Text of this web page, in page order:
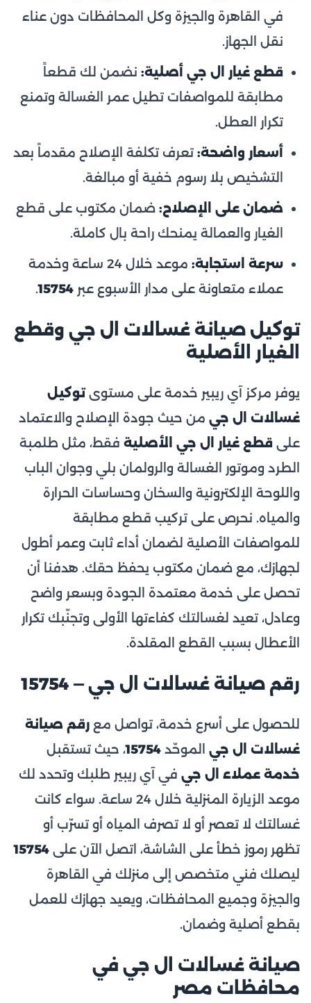
في القاهرة والجيزة وكل المحافظات دون عناء
نقل الجهاز.
قطع غيار ال جي أصلية: نضمن لك قطعاً
مطابقة للمواصفات تطيل عمر الغسالة وتمنع
تكرار العطل.
أسعار واضحة: تعرف تكلفة الإصلاح مقدماً بعد
التشخيص بلا رسوم خفية أو مبالغة.
ضمان على الإصلاح: ضمان مكتوب على قطع
الغيار والعمالة يمنحك راحة بال كاملة.
سرعة استجابة:
موعد خلال 24 ساعة وخدمة
عملاء متعاونة على مدار الأسبوع عبر 15754
.
توكيل صيانة غسالات ال جي وقطع
الغيار الأصلية
يوفر مركز آي ريبير خدمة على مستوىتوكيل
غسالات ال جي من حيث جودة الإصلاح والاعتماد
على قطع غيار ال جي الأصلية فقط، مثل طلمبة
الطرد وموتور الغسالة والرولمان بلي وجوان الباب
واللوحة الإلكترونية والسخان وحساسات الحرارة
والمياه. نحرص على تركيب قطع مطابقة
للمواصفات الأصلية لضمان أداء ثابت وعمر أطول
لجهازك، مع ضمان مكتوب يحفظ حقك. هدفنا أن
تحصل على خدمة معتمدة الجودة وبسعر واضح
وعادل، تعيد لغسالتك كفاءتها الأولى وتجنّبك تكرار
الأعطال بسبب القطع المقلدة.
رقم صيانة غسالات ال جي — 15754
للحصول على أسرع خدمة، تواصل مع رقم صيانة
غسالات ال جي الموحّد 15754، حيث تستقبل
خدمة عملاء ال جي في آي ريبير طلبك وتحدد لك
موعد الزيارة المنزلية خلال 24 ساعة. سواء كانت
غسالتك لا تعصر أو لا تصرف المياه أو تسرّب أو
تظهر رموز خطأ على الشاشة، اتصل الآن على 15754
ليصلك فني متخصص إلى منزلك في القاهرة
والجيزة وجميع المحافظات، ويعيد جهازك للعمل
بقطع أصلية وضمان.
صيانة غسالات ال جي في
محافظات مصر